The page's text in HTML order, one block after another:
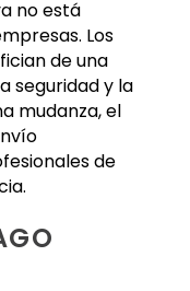
no está
Los
de una
seguridad y la
mudanza, el
de